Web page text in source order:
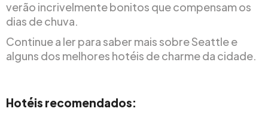
verão incrivelmente bonitos que compensam os
dias de chuva.
Continue a ler para saber mais sobre Seattle e
alguns dos melhores hotéis de charme da cidade.
Hotéis recomendados: